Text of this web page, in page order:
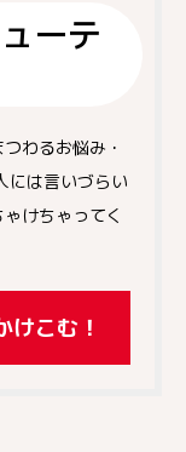
ーテ
わるお悩み・
には言いづらい
けちゃってく
けこむ！